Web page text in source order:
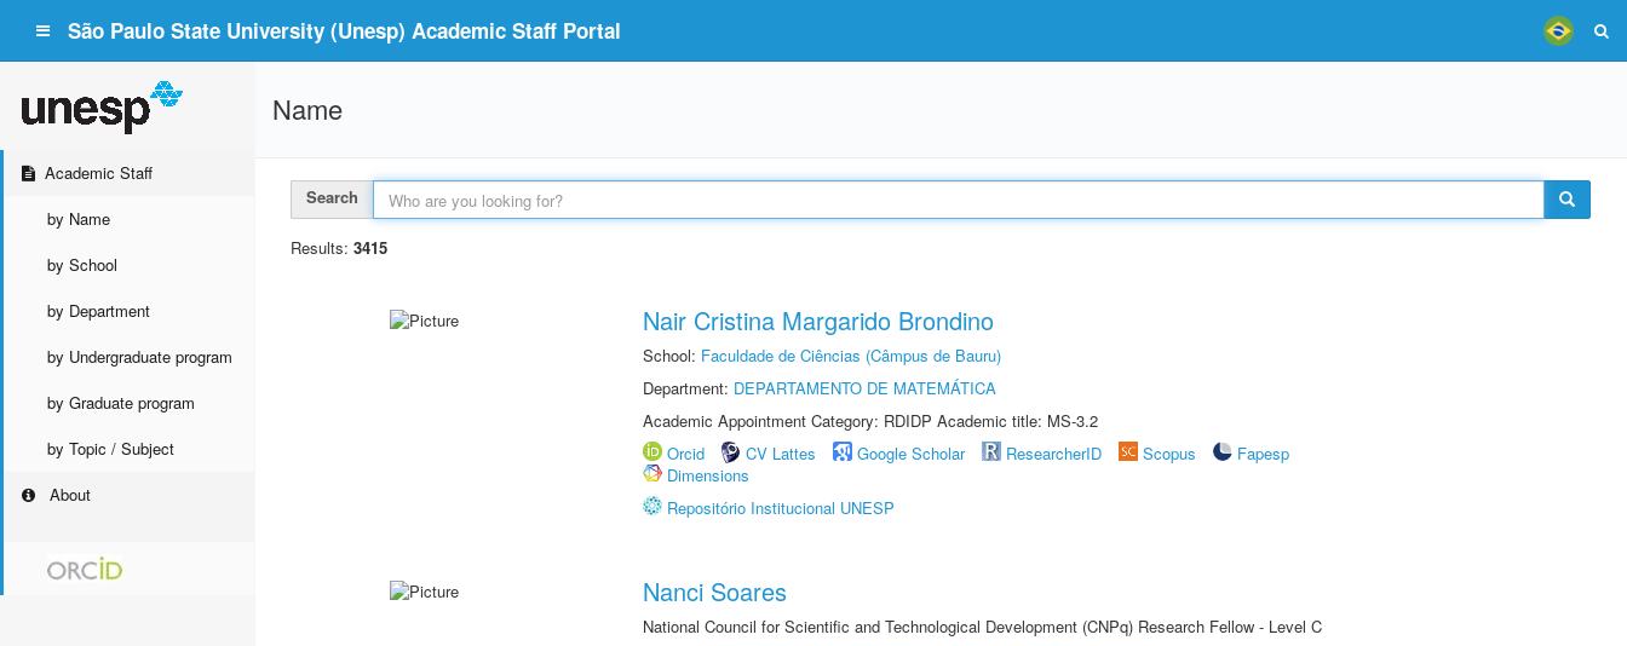
São Paulo State University (Unesp) Academic Staff Portal
Academic Staff
by Name
by School
by Department
by Undergraduate program
by Graduate program
by Topic / Subject
About
Name
Search
Results: 3415
Nair Cristina Margarido Brondino
School: Faculdade de Ciências (Câmpus de Bauru)
Department: DEPARTAMENTO DE MATEMÁTICA
Academic Appointment Category: RDIDP Academic title: MS-3.2
Orcid
CV Lattes Google Scholar ResearcherID Scopus
Fapesp
Dimensions
Repositório Institucional UNESP
Nanci Soares
National Council for Scientific and Technological Development (CNPq) Research Fellow - Level C